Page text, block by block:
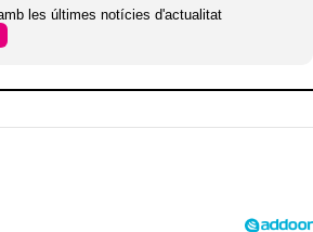
les últimes notícies d'actualitat